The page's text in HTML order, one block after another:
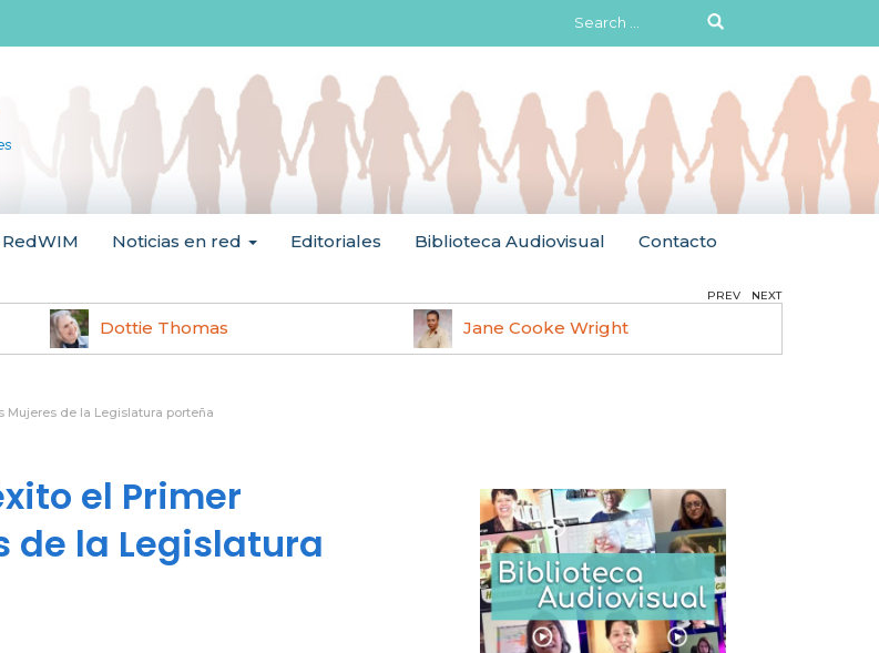
Search
for:
Noticias en red Editoriales Biblioteca Audiovisual Contacto
Dottie Thomas Jane Cooke Wright
PREV NEXT
Mujeres de la Legislatura porteña
el Primer
de la Legislatura